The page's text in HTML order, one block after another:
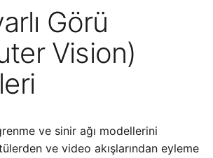
Görü
Vision)
ve sinir ağı modellerini
ve video akışlarından eyleme